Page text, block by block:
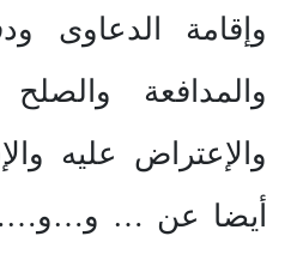
وإقامة الدعاوى
والمدافعة
والإعتراض عليه
أيضا عن …